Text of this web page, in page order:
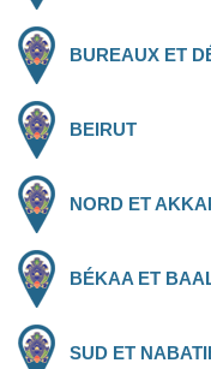
BUREAUX ET
BEIRUT
NORD ET
BÉKAA ET
SUD ET